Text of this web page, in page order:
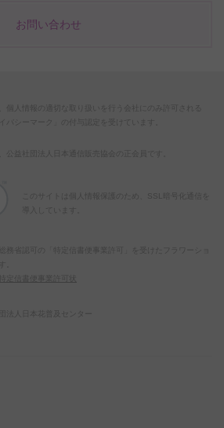
お問い合わせ
、個人情報の適切な取り扱いを行う会社にのみ許可される
イバシーマーク」の付与認定を受けています。
、公益社団法人日本通信販売協会の正会員です。
このサイトは個人情報保護のため、SSL暗号化通信を
導入しています。
総務省認可の「特定信書便事業許可」を受けたフラワーショ
定信書便事業許可状